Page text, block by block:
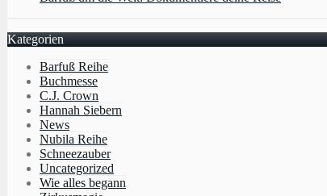
Kategorien
Barfuß Reihe
Buchmesse
C.J. Crown
Hannah Siebern
News
Nubila Reihe
Schneezauber
Uncategorized
Wie alles begann